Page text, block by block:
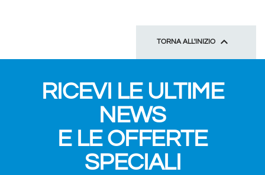
TORNA ALL'INIZIO 
RICEVI LE ULTIME
NEWS
E LE OFFERTE
SPECIALI